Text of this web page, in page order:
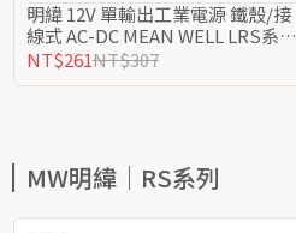
明緯 12V 單輸出工業電源 鐵殼/接
線式 AC-DC MEAN WELL LRS系列
交流轉直流
NT$261NT$307
MW明緯｜RS系列